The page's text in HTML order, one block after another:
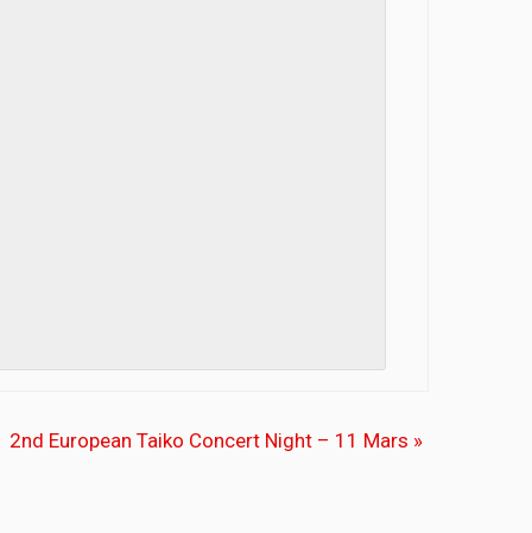
2nd European Taiko Concert Night – 11 Mars »